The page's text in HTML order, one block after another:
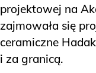
projektowej na
zajmowała się
ceramiczne
i za granicą.